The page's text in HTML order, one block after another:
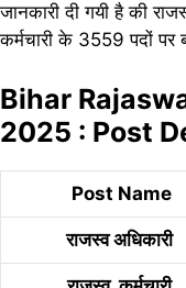
जानकारी दी गयी है की
कर्मचारी के 3559 पदों पर
Bihar
2025 : Post
Post Name
राजस्व अधिकारी